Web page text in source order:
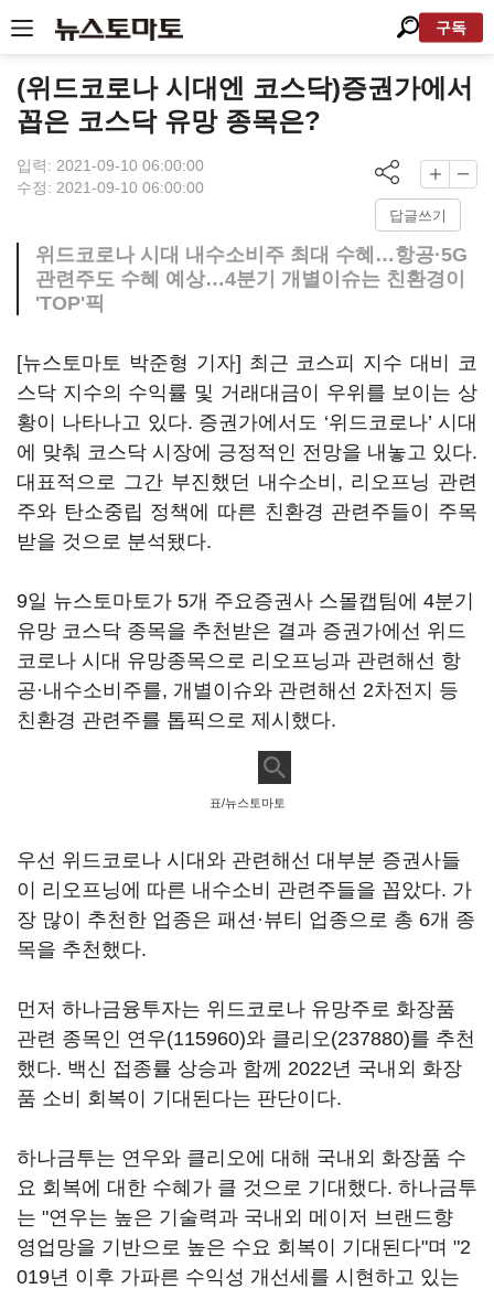
구독
(위드코로나 시대엔 코스닥)증권가에서
꼽은 코스닥 유망 종목은?
입력: 2021-09-10 06:00:00
수정: 2021-09-10 06:00:00
답글쓰기
위드코로나 시대 내수소비주 최대 수혜…항공·5G
관련주도 수혜 예상…4분기 개별이슈는 친환경이
'TOP'픽
[뉴스토마토 박준형 기자] 최근 코스피 지수 대비 코
스닥 지수의 수익률 및 거래대금이 우위를 보이는 상
황이 나타나고 있다. 증권가에서도 ‘위드코로나’ 시대
에 맞춰 코스닥 시장에 긍정적인 전망을 내놓고 있다.
대표적으로 그간 부진했던 내수소비, 리오프닝 관련
주와 탄소중립 정책에 따른 친환경 관련주들이 주목
받을 것으로 분석됐다.
9일 뉴스토마토가 5개 주요증권사 스몰캡팀에 4분기
유망 코스닥 종목을 추천받은 결과 증권가에선 위드
코로나 시대 유망종목으로 리오프닝과 관련해선 항
공·내수소비주를, 개별이슈와 관련해선 2차전지 등
친환경 관련주를 톱픽으로 제시했다.
표/뉴스토마토
우선 위드코로나 시대와 관련해선 대부분 증권사들
이 리오프닝에 따른 내수소비 관련주들을 꼽았다. 가
장 많이 추천한 업종은 패션·뷰티 업종으로 총 6개 종
목을 추천했다.
먼저 하나금융투자는 위드코로나 유망주로 화장품
관련 종목인 연우(115960)와 클리오(237880)를 추천
했다. 백신 접종률 상승과 함께 2022년 국내외 화장
품 소비 회복이 기대된다는 판단이다.
하나금투는 연우와 클리오에 대해 국내외 화장품 수
요 회복에 대한 수혜가 클 것으로 기대했다. 하나금투
는 "연우는 높은 기술력과 국내외 메이저 브랜드향
영업망을 기반으로 높은 수요 회복이 기대된다"며 "2
019년 이후 가파른 수익성 개선세를 시현하고 있는